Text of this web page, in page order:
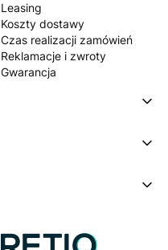
Leasing
Koszty dostawy
Czas realizacji zamówień
Reklamacje i zwroty
Gwarancja